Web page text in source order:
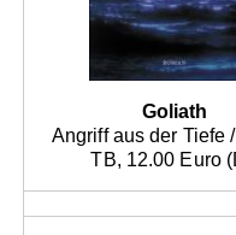
Goliath
Angriff aus der Tiefe
TB, 12.00 Euro